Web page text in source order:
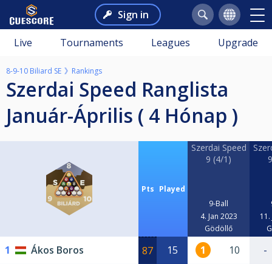
Sign in
Live Tournaments Leagues Upgrade
8-9-10 Biliard SE Rankings
Szerdai Speed Ranglista
Január-Április ( 4 Hónap )
Pts Played
Szerdai Speed
9 (4/1)
9-Ball
4. Jan 2023
Gödöllő
11.
1 Ákos Boros 87 15 1 10 -